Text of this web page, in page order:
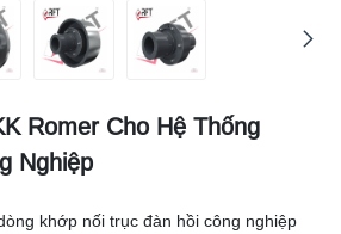
Romer Cho Hệ Thống
Nghiệp
khớp nối trục đàn hồi công nghiệp